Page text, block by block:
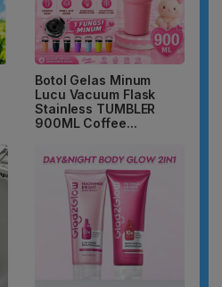
Botol Gelas Minum
Lucu Vacuum Flask
Stainless TUMBLER
900ML Coffee...